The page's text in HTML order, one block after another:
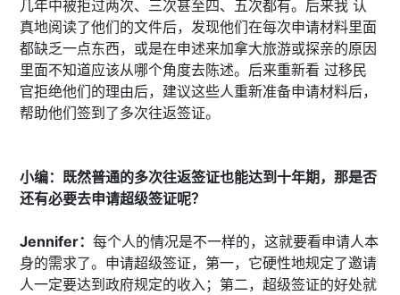
几年中被拒过两次、三次甚至四、五次都有。后来我 认
真地阅读了他们的文件后，发现他们在每次申请材料里面
都缺乏一点东西，或是在申述来加拿大旅游或探亲的原因
里面不知道应该从哪个角度去陈述。后来重新看 过移民
官拒绝他们的理由后，建议这些人重新准备申请材料后，
帮助他们签到了多次往返签证。
小编：既然普通的多次往返签证也能达到十年期，那是否
还有必要去申请超级签证呢？
Jennifer： 每个人的情况是不一样的，这就要看申请人本
身的需求了。申请超级签证，第一，它硬性地规定了邀请
人一定要达到政府规定的收入；第二，超级签证的好处就